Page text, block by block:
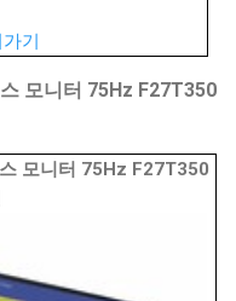
기
모니터 75Hz F27T350
모니터 75Hz F27T350